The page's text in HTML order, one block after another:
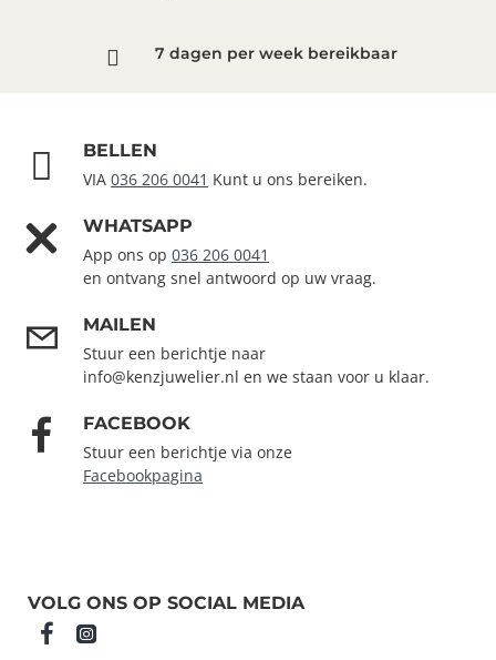
7 dagen per week bereikbaar
BELLEN
VIA 036 206 0041 Kunt u ons bereiken.
WHATSAPP
App ons op 036 206 0041
en ontvang snel antwoord op uw vraag.
MAILEN
Stuur een berichtje naar
info@kenzjuwelier.nl en we staan voor u klaar.
FACEBOOK
Stuur een berichtje via onze
Facebookpagina
VOLG ONS OP SOCIAL MEDIA